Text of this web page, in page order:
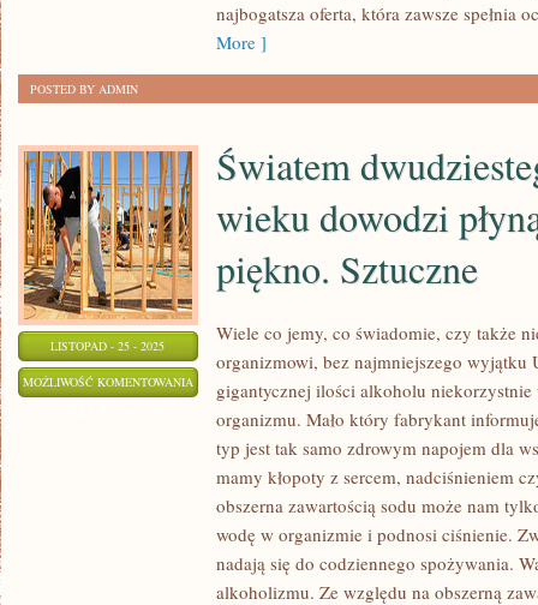
PRZEKAZUJĄ
najbogatsza oferta, która zawsze spełnia
More ]
POSTED BY ADMIN
LISTOPAD - 25 - 2025
MOŻLIWOŚĆ KOMENTOWANIA
DWUDZIESTEGO
PIERWSZEGO
DOWODZI
PŁYNĄCE
NATURY
Światem
wieku dowodzi
piękno. Sztuczne
Wiele co jemy, co świadomie, czy także
organizmowi, bez najmniejszego wyjątku
gigantycznej ilości alkoholu
organizmu. Mało który fabrykant
typ jest tak samo zdrowym napojem dla
mamy kłopoty z sercem, nadciśnieniem
obszerna zawartością sodu może nam
wodę w organizmie i podnosi ciśnienie.
nadają się do codziennego spożywania.
alkoholizmu. Ze względu na obszerną